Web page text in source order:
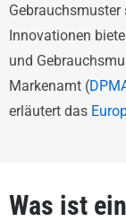
Innovationen
und
Markenamt (
erläutert das
Was ist